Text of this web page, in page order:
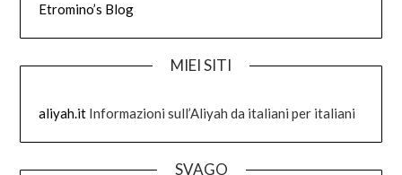
Etromino’s Blog
MIEI SITI
aliyah.it Informazioni sull’Aliyah da italiani per italiani
SVAGO